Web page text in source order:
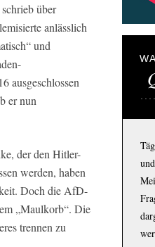
über
anlässlich
und
ausgeschlossen
er nun
der den Hitler-
werden, haben
Doch die AfD-
„Maulkorb“. Die
trennen zu